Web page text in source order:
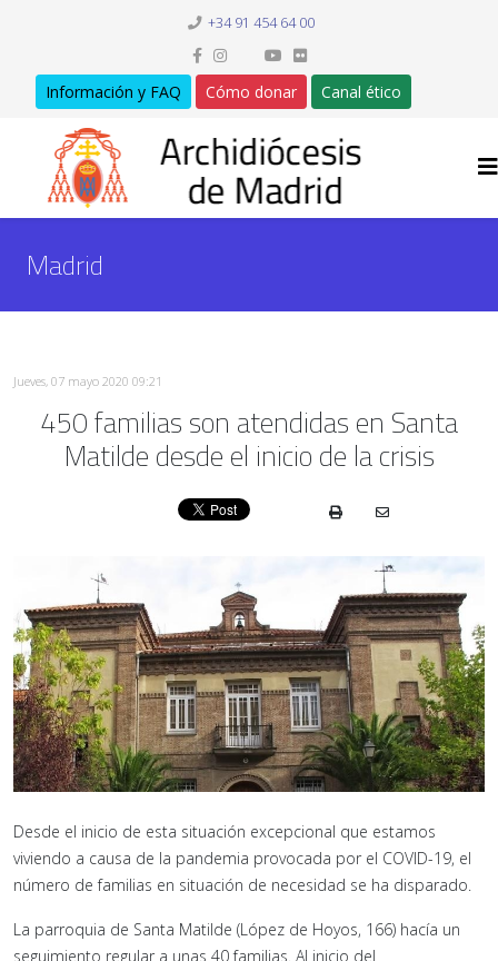
+34 91 454 64 00
Información y FAQ Cómo donar Canal ético
Madrid
Jueves, 07 mayo 2020 09:21
450 familias son atendidas en Santa
Matilde desde el inicio de la crisis
Desde el inicio de esta situación excepcional que estamos
viviendo a causa de la pandemia provocada por el COVID-19, el
número de familias en situación de necesidad se ha disparado.
La parroquia de Santa Matilde (López de Hoyos, 166) hacía un
seguimiento regular a unas 40 familias. Al inicio del